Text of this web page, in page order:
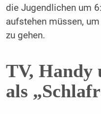
die Jugendlichen um
aufstehen müssen,
zu gehen.
TV, Handy
als